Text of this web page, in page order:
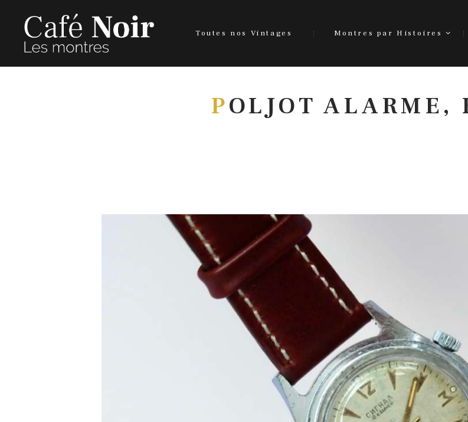
Toutes nos Vintages Montres par Histoires
POLJOT ALARME,